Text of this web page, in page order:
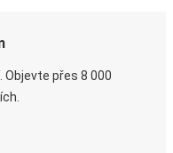
přes 8 000